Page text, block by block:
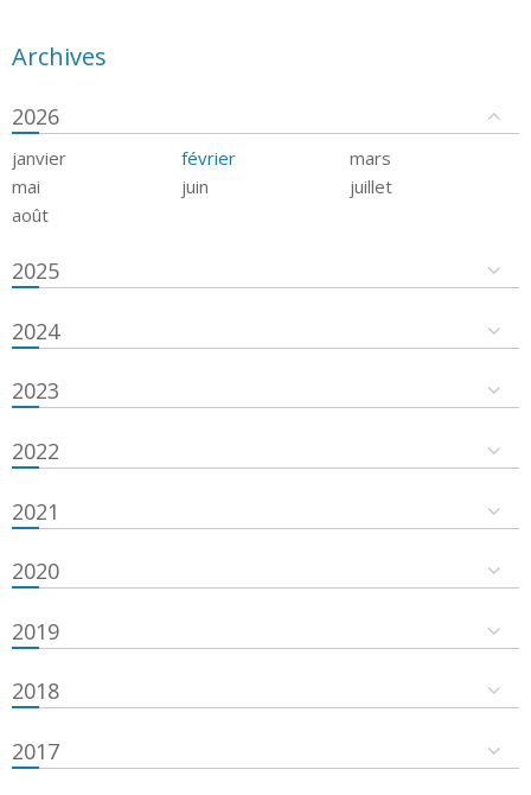
Archives
2026
janvier février
mars
mai
juin
juillet
août
2025
2024
2023
2022
2021
2020
2019
2018
2017